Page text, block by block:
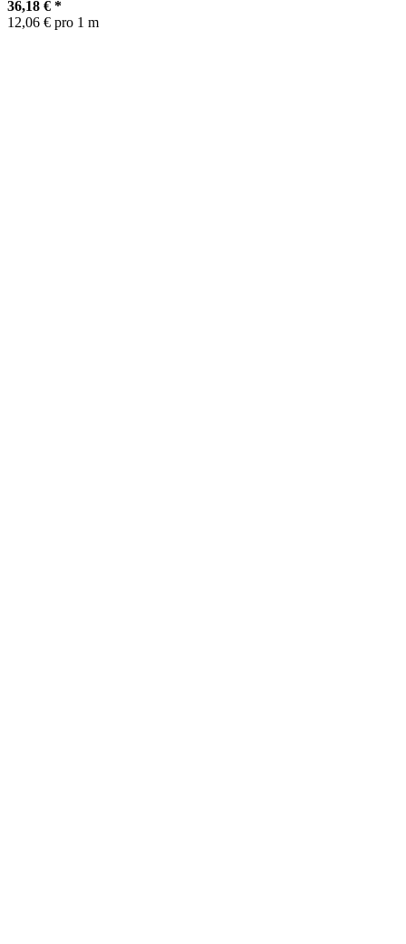
36,18 € *
12,06 € pro 1 m